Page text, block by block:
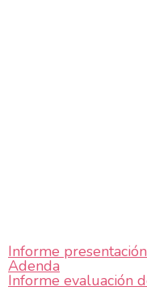
Informe
Adenda
Informe evaluación